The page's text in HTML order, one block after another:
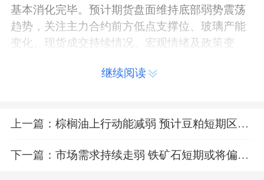
基本消化完毕。预计期货盘面维持底部弱势震荡
趋势，关注主力合约前方低点支撑位、玻璃产能
变化、现货成交持续情况、宏观情绪及政策变
样本企业总库存5944.2万重箱，环比-292万重
箱，环比-4.68%，同比+23.25%。
继续阅读
上一篇： 棕榈油上行动能减弱 预计豆粕短期区间内震荡偏弱运行
下一篇： 市场需求持续走弱 铁矿石短期或将偏弱震荡运行